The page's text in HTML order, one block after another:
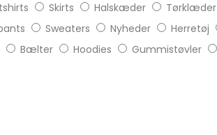
Skirts Halskæder Tørklæder
Sweaters Nyheder Herretøj
Bælter Hoodies Gummistøvler